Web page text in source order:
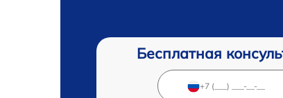
Бесплатная